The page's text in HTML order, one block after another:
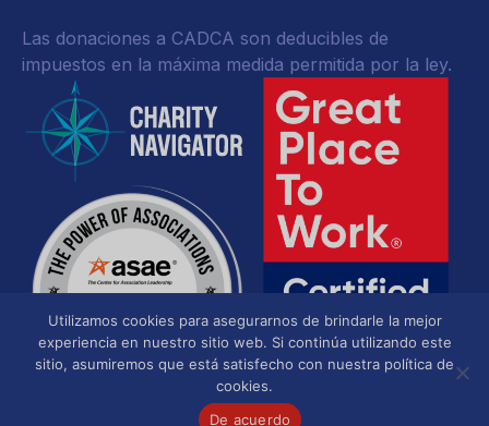
Las donaciones a CADCA son deducibles de
impuestos en la máxima medida permitida por la ley.
Utilizamos cookies para asegurarnos de brindarle la mejor
experiencia en nuestro sitio web. Si continúa utilizando este
sitio, asumiremos que está satisfecho con nuestra política de
cookies.
De acuerdo